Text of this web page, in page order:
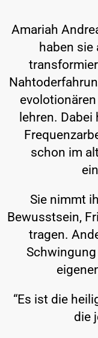
Amariah
haben
lehren.
schon im
Sie nimmt
Bewusstsein,
tragen.
“Es ist die
die